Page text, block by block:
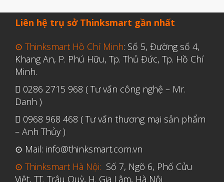
Tháng Bảy 2020
Tháng Sáu 2020
Tháng Năm 2020
Tháng Tư 2020
Tháng Hai 2020
Tháng Một 2020
Tháng Mười Một 2019
Tháng Mười 2019
Liên hệ trụ sở Thinksmart gần nhất
⊙ Thinksmart Hồ Chí Minh: Số 5, Đường số 4,
Khang An, P. Phú Hữu, Tp. Thủ Đức, Tp. Hồ Chí
Minh.
0286 2715 968 ( Tư vấn công nghệ – Mr.
Danh )
0968 968 468 ( Tư vấn thương mại sản phẩm
– Anh Thủy )
⊙ Mail: info@thinksmart.com.vn
⊙ Thinksmart Hà Nội: Số 7, Ngõ 6, Phố Cửu
Việt, TT. Trâu Quỳ, H. Gia Lâm, Hà Nội